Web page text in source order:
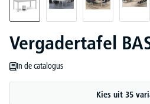
Vergadertafel
In de catalogus
Kies uit 35